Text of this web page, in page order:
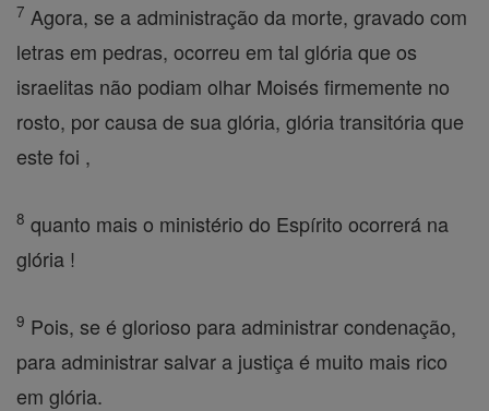
7 Agora, se a administração da morte, gravado com
letras em pedras, ocorreu em tal glória que os
israelitas não podiam olhar Moisés firmemente no
rosto, por causa de sua glória, glória transitória que
este foi ,
8 quanto mais o ministério do Espírito ocorrerá na
glória !
9 Pois, se é glorioso para administrar condenação,
para administrar salvar a justiça é muito mais rico
em glória.